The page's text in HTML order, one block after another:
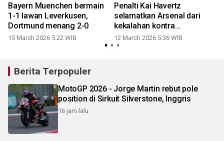
Bayern Muenchen bermain
1-1 lawan Leverkusen,
Dortmund menang 2-0
15 March 2026 5:22 WIB
Penalti Kai Havertz
selamatkan Arsenal dari
kekalahan kontra
Leverkusen
12 March 2026 5:36 WIB
Berita Terpopuler
MotoGP 2026 - Jorge Martin rebut pole
position di Sirkuit Silverstone, Inggris
16 jam lalu